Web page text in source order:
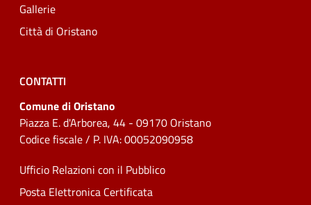
Gallerie
Città di Oristano
CONTATTI
Comune di Oristano
Piazza E. d'Arborea, 44 - 09170 Oristano
Codice fiscale / P. IVA: 00052090958
Ufficio Relazioni con il Pubblico
Posta Elettronica Certificata